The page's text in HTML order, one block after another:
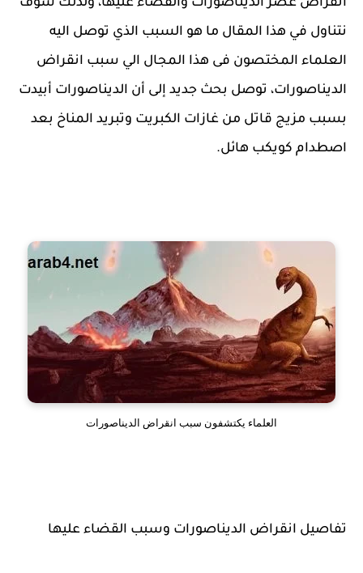
انقراض عصر الديناصورات والقضاء عليها، ولذلك سوف
نتناول في هذا المقال ما هو السبب الذي توصل اليه
العلماء المختصون فى هذا المجال الي سبب انقراض
الديناصورات، توصل بحث جديد إلى أن الديناصورات أبيدت
بسبب مزيج قاتل من غازات الكبريت وتبريد المناخ بعد
اصطدام كويكب هائل.
العلماء يكتشفون سبب انقراض الديناصورات
تفاصيل انقراض الديناصورات وسبب القضاء عليها